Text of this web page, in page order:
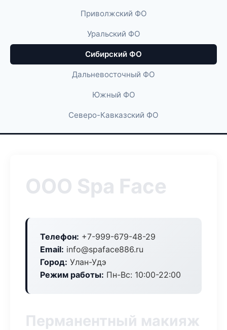
Приволжский ФО
Уральский ФО
Сибирский ФО
Дальневосточный ФО
Южный ФО
Северо-Кавказский ФО
ООО Spa Face
Телефон: +7-999-679-48-29
Email: info@spaface886.ru
Город: Улан-Удэ
Режим работы: Пн-Вс: 10:00-22:00
Перманентный макияж